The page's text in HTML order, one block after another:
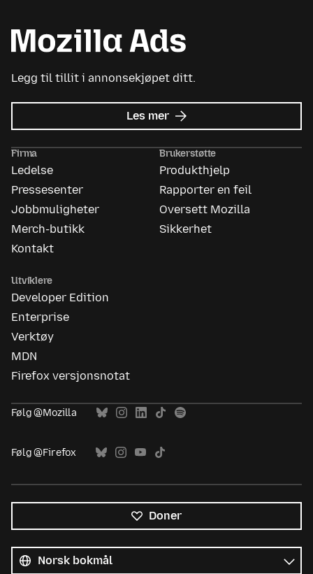
Legg til tillit i annonsekjøpet ditt.
Les mer om
Mozilla
Firma
Ledelse
Pressesenter
Jobbmuligheter
Merch-butikk
Kontakt
Brukerstøtte
Produkthjelp
Rapporter en feil
Oversett Mozilla
Sikkerhet
Utviklere
Developer Edition
Enterprise
Verktøy
MDN
Firefox versjonsnotat
Følg @Mozilla
Følg @Firefox
Doner
språk
Språk